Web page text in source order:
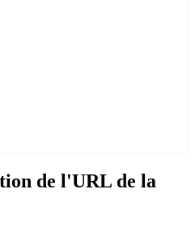
de l'URL de la